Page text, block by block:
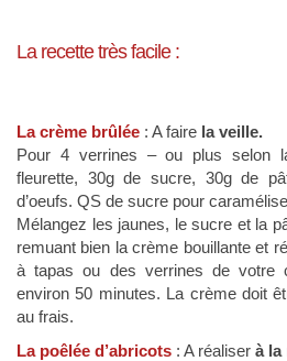
La recette très facile :
La crème brûlée : A faire la veille.
Pour 4 verrines – ou plus selon
fleurette, 30g de sucre, 30g de
d’oeufs. QS de sucre pour
Mélangez les jaunes, le sucre et la
remuant bien la crème bouillante et
à tapas ou des verrines de votre
environ 50 minutes. La crème doit
au frais.
La poêlée d’abricots : A réaliser à la